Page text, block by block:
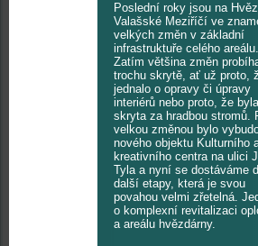
Poslední roky jsou na
Valašské Meziříčí ve
velkých změn v základní
infrastruktuře celého areálu.
Zatím většina změn
trochu skrytě, ať už proto,
jednalo o opravy či úpravy
interiérů nebo proto, že byla
skryta za hradbou stromů.
velkou změnou bylo
nového objektu Kulturního
kreativního centra na ulici
Tyla a nyní se dostáváme
další etapy, která je svou
povahou velmi zřetelná.
o komplexní revitalizaci
a areálu hvězdárny.